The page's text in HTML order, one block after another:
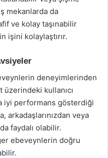
mekanlarda da
ve kolay taşınabilir
işini kolaylaştırır.
deneyimlerinden
kullanıcı
iyi performans gösterdiği
arkadaşlarınızdan veya
faydalı olabilir.
ebeveynlerin doğru